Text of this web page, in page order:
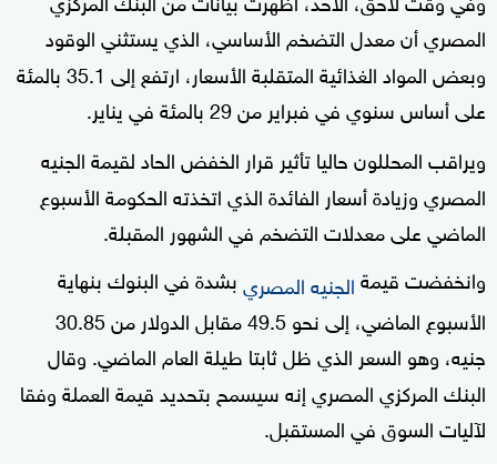
المصري أن معدل التضخم الأساسي، الذي يستثني الوقود
وبعض المواد الغذائية المتقلبة الأسعار، ارتفع إلى 35.1 بالمئة
على أساس سنوي في فبراير من 29 بالمئة في يناير.
ويراقب المحللون حاليا تأثير قرار الخفض الحاد لقيمة الجنيه
المصري وزيادة أسعار الفائدة الذي اتخذته الحكومة الأسبوع
الماضي على معدلات التضخم في الشهور المقبلة.
وانخفضت قيمةالجنيه المصريبشدة في البنوك بنهاية
الأسبوع الماضي، إلى نحو 49.5 مقابل الدولار من 30.85
جنيه، وهو السعر الذي ظل ثابتا طيلة العام الماضي. وقال
البنك المركزي المصري إنه سيسمح بتحديد قيمة العملة وفقا
لآليات السوق في المستقبل.